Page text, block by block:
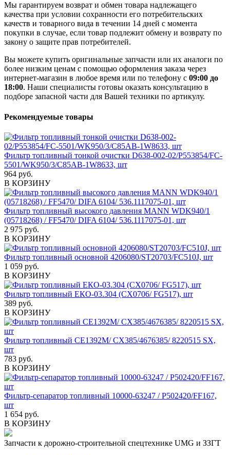
Мы гарантируем возврат и обмен товара надлежащего
качества при условии сохранности его потребительских
качеств и товарного вида в течении 14 дней с момента
покупки в случае, если товар подлежит обмену и возврату по
закону о защите прав потребителей.
Вы можете купить оригинальные запчасти или их аналоги по
более низким ценам с помощью оформления заказа через
интернет-магазин в любое время или по телефону с 09:00 до
18:00. Наши специалисты готовы оказать консультацию в
подборе запасной части для Вашей техники по артикулу.
Рекомендуемые товары
Фильтр топливный тонкой очистки D638-002-02/P553854/FC-
5501/WK950/3/C85AB-1W8633, шт
964 руб.
В КОРЗИНУ
Фильтр топливный высокого давления MANN WDK940/1
(05718268) / FF5470/ DIFA 6104/ 536.1117075-01, шт
2 975 руб.
В КОРЗИНУ
Фильтр топливный основной 4206080/ST20703/FC510J, шт
1 059 руб.
В КОРЗИНУ
Фильтр топливный ЕКО-03.304 (СХ0706/ FG517), шт
389 руб.
В КОРЗИНУ
Фильтр топливный CE1392M/ CX385/4676385/ 8220515 SX,
шт
783 руб.
В КОРЗИНУ
Фильтр-сепаратор топливный 10000-63247 / P502420/FF167,
шт
1 654 руб.
В КОРЗИНУ
Запчасти к дорожно-строительной спецтехнике UMG и ЗЗГТ